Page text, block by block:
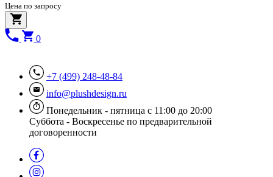
Цена по запросу
0
+7 (499) 248-48-84
info@plushdesign.ru
Понедельник - пятница с 11:00 до 20:00
Суббота - Воскресенье по предварительной
договоренности